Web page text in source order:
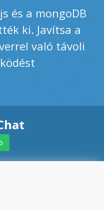
és a mongoDB
ki. Javítsa a
való távoli